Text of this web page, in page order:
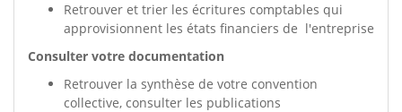
Retrouver et trier les écritures comptables qui
approvisionnent les états financiers de l'entreprise
Consulter votre documentation
Retrouver la synthèse de votre convention
collective, consulter les publications